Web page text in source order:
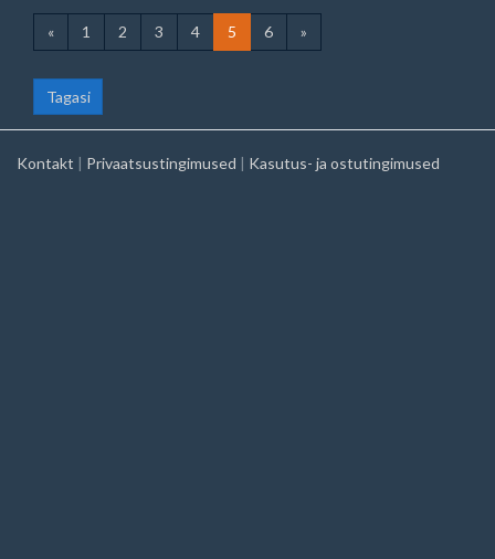
« 1 2 3 4 5 6 »
Tagasi
Kontakt | Privaatsustingimused | Kasutus- ja ostutingimused